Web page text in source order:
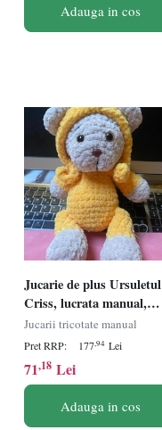
Adauga in cos
Jucarie de plus Ursuletul
Criss, lucrata manual,
handmade, textil, galben,
29 cm
Jucarii tricotate manual
Pret RRP: 177,94 Lei
71,18 Lei
Adauga in cos